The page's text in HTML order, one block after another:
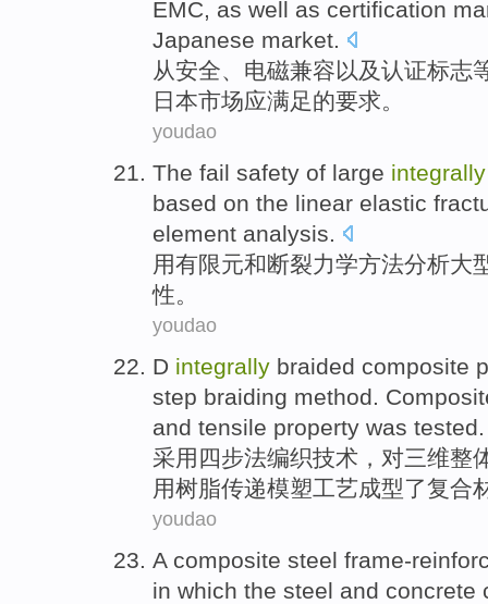
EMC, as well as certification
Japanese market.
从安全、 电磁兼容以及认证标志
日本市场应满足的要求。
youdao
The fail safety of large integrally
based on the linear elastic
element analysis.
用有限元和断裂力学方法分析大
性。
youdao
D integrally braided composite
step braiding method.
and tensile property was tested.
采用 四步法编织技术 ，对三维整
用树脂传递模塑工艺成型了复合
youdao
A composite steel frame-
in which the steel and concrete